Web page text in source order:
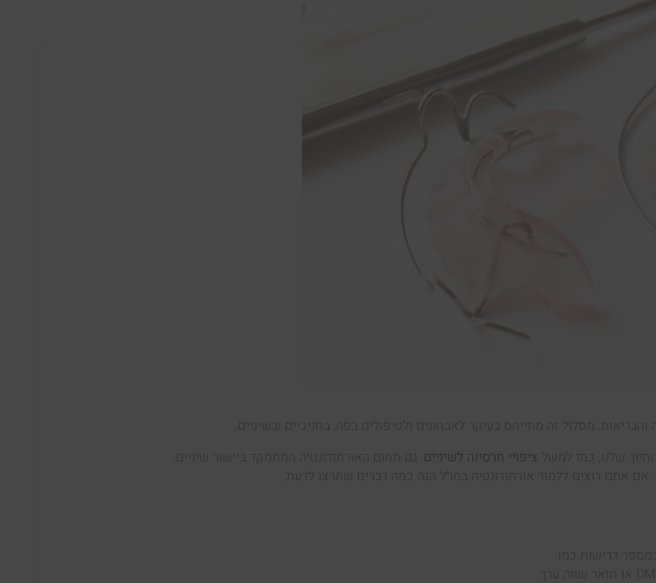
מסלול זה מתייחס בעיקר לאבחונים ולטיפולים בפה, בחניכיים ובשיניים.
שלנו, כמו למשל ציפויי חרסינה לשיניים . גם תחום האורתודונטיה המתמקד ביישור שיניים,
אתם רוצים ללמוד אורתודונטיה בחו״ל הנה כמה דברים שתרצו לדעת.
דרישות כמו: